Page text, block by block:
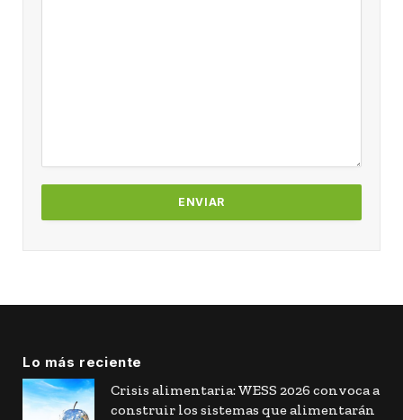
Lo más reciente
Crisis alimentaria: WESS 2026 convoca a
construir los sistemas que alimentarán